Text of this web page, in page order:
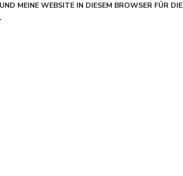
MEINE WEBSITE IN DIESEM BROWSER FÜR DIE